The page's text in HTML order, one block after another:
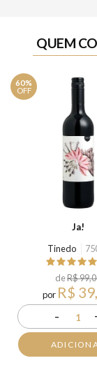
QUEM
60%
OFF
Ja!
Tinedo
deR$
por R$
- 1